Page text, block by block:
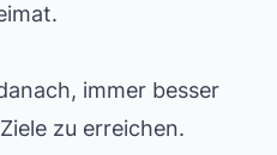
immer besser
zu erreichen.